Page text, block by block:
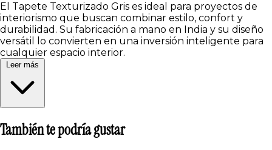
El Tapete Texturizado Gris es ideal para proyectos de
interiorismo que buscan combinar estilo, confort y
durabilidad. Su fabricación a mano en India y su diseño
versátil lo convierten en una inversión inteligente para
cualquier espacio interior.
Leer más
También te podría gustar